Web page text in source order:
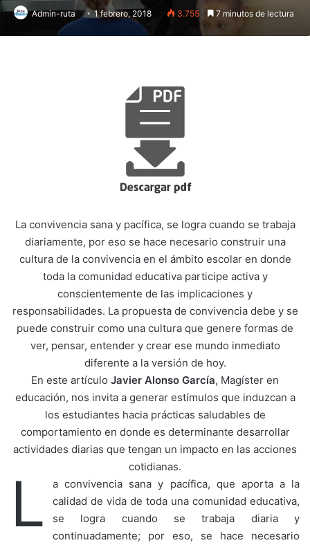
Admin-ruta 1 febrero, 2018 3.755 7 minutos de lectura
La convivencia sana y pacífica, se logra cuando se trabaja
diariamente, por eso se hace necesario construir una
cultura de la convivencia en el ámbito escolar en donde
toda la comunidad educativa participe activa y
conscientemente de las implicaciones y
responsabilidades. La propuesta de convivencia debe y se
puede construir como una cultura que genere formas de
ver, pensar, entender y crear ese mundo inmediato
diferente a la versión de hoy.
En este artículo Javier Alonso García, Magíster en
educación, nos invita a generar estímulos que induzcan a
los estudiantes hacia prácticas saludables de
comportamiento en donde es determinante desarrollar
actividades diarias que tengan un impacto en las acciones
cotidianas.
L
a convivencia sana y pacífica, que aporta a la
calidad de vida de toda una comunidad educativa,
se logra cuando se trabaja diaria y
continuadamente; por eso, se hace necesario